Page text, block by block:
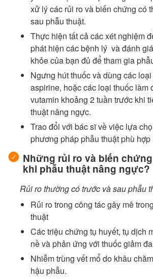
xử lý các rủi ro và biến chứng có
sau phẫu thuật.
Thực hiện tất cả các xét nghiệm
phát hiện các bệnh lý và đánh
khỏe của bạn đủ để tham gia
Ngưng hút thuốc và dùng các
aspirine, hoặc các loại thuốc làm
vutamin khoảng 2 tuần trước khi
thuật nâng ngực.
Trao đổi với bác sĩ về việc lựa
phương pháp phẫu thuật phù hợp
Những rủi ro và biến
khi phẫu thuật nâng ngực?
Rủi ro thường có trước và sau phẫu
Rủi ro trong công tác gây mê
thuật
Các triệu chứng tụ huyết, tụ dịch
nề và phản ứng với thuốc giảm
Nhiễm trùng vết mổ do khâu
hậu phẫu.